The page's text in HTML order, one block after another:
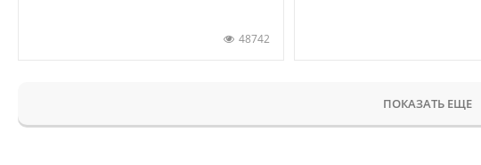
48742
ПОКАЗАТЬ ЕЩЕ